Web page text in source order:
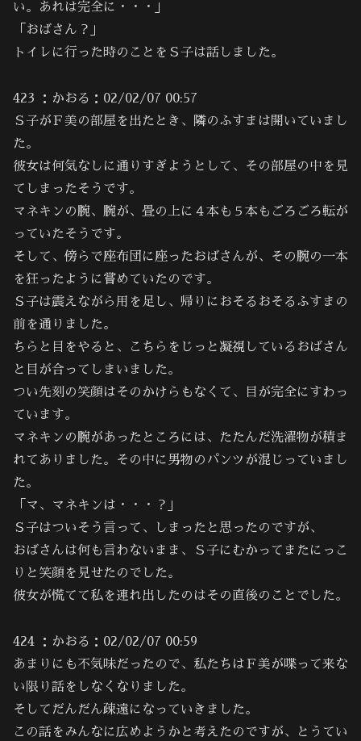
い。あれは完全に・・・」
「おばさん？」
トイレに行った時のことをＳ子は話しました。
423 ：かおる：02/02/07 00:57
Ｓ子がＦ美の部屋を出たとき、隣のふすまは開いていまし
た。
彼女は何気なしに通りすぎようとして、その部屋の中を見
てしまったそうです。
マネキンの腕、腕が、畳の上に４本も５本もごろごろ転が
っていたそうです。
そして、傍らで座布団に座ったおばさんが、その腕の一本
を狂ったように嘗めていたのです。
Ｓ子は震えながら用を足し、帰りにおそるおそるふすまの
前を通りました。
ちらと目をやると、こちらをじっと凝視しているおばさん
と目が合ってしまいました。
つい先刻の笑顔はそのかけらもなくて、目が完全にすわっ
ています。
マネキンの腕があったところには、たたんだ洗濯物が積ま
れてありました。その中に男物のパンツが混じっていまし
た。
「マ、マネキンは・・・？」
Ｓ子はついそう言って、しまったと思ったのですが、
おばさんは何も言わないまま、Ｓ子にむかってまたにっこ
りと笑顔を見せたのでした。
彼女が慌てて私を連れ出したのはその直後のことでした。
424 ：かおる：02/02/07 00:59
あまりにも不気味だったので、私たちはＦ美が喋って来な
い限り話をしなくなりました。
そしてだんだん疎遠になっていきました。
この話をみんなに広めようかと考えたのですが、とうてい